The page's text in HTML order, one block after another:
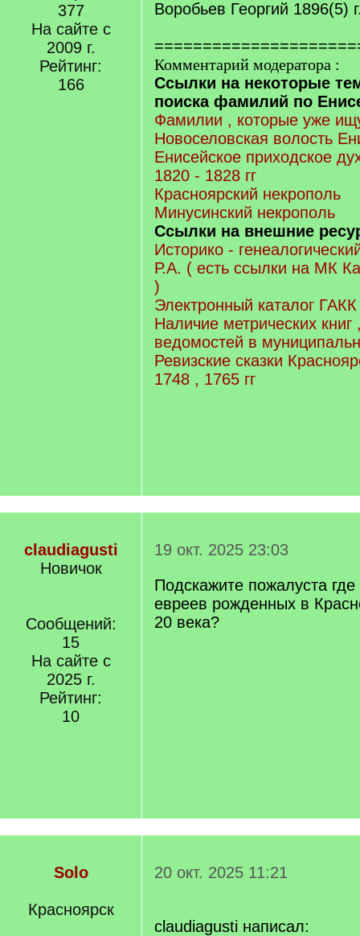
377
На сайте с
2009 г.
Рейтинг:
166
Воробьев Георгий 1896(5)
Комментарий модератора :
Ссылки на некоторые
поиска фамилий по
Фамилии , которые уже
Новоселовская волость
Енисейское приходское
1820 - 1828 гг
Красноярский некрополь
Минусинский некрополь
Ссылки на внешние
Историко -
Р.А. ( есть ссылки на МК
)
Электронный каталог ГАКК
Наличие метрических
ведомостей в
Ревизские сказки
1748 , 1765 гг
claudiagusti
Новичок
Сообщений:
15
На сайте с
2025 г.
Рейтинг:
10
19 окт. 2025 23:03
Подскажите пожалуста
евреев рожденных в
20 века?
Solo
Красноярск
20 окт. 2025 11:21
claudiagusti написал: